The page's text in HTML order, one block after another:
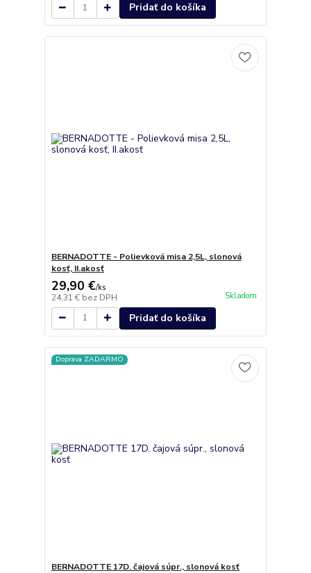
Pridať do košíka
BERNADOTTE - Polievková misa 2,5L, slonová
kosť, II.akosť
29,90 €/ks
24,31 € bez DPH Skladom
Pridať do košíka
Doprava ZADARMO
BERNADOTTE 17D. čajová súpr., slonová kosť